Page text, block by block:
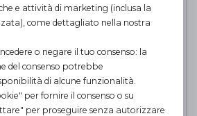
e attività di marketing (inclusa la
come dettagliato nella nostra
o negare il tuo consenso: la
del consenso potrebbe
di alcune funzionalità.
per fornire il consenso o su
per proseguire senza autorizzare